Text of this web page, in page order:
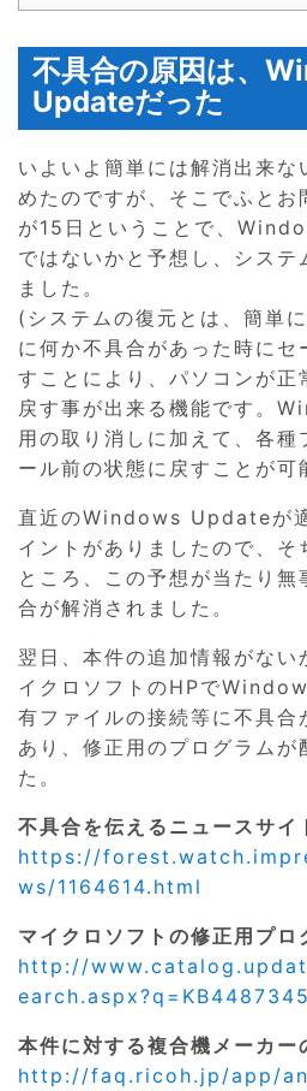
不具合の原因は、
Updateだった
いよいよ簡単には解消出来な
めたのですが、そこでふとお
が15日ということで、
ではないかと予想し、システ
ました。
(システムの復元とは、簡単
に何か不具合があった時にセ
すことにより、パソコンが正
戻す事が出来る機能です。
用の取り消しに加えて、各種
ール前の状態に戻すことが可
直近のWindows Updateが
イントがありましたので、そ
ところ、この予想が当たり
合が解消されました。
翌日、本件の追加情報がない
イクロソフトのHPで
有ファイルの接続等に不具合
あり、修正用のプログラムが
た。
不具合を伝えるニュースサイ
https://
ws/1164614.html
マイクロソフトの修正用プロ
http://
earch.aspx?q=KB4487345
本件に対する複合機メーカー
http://faq.ricoh.jp/app/